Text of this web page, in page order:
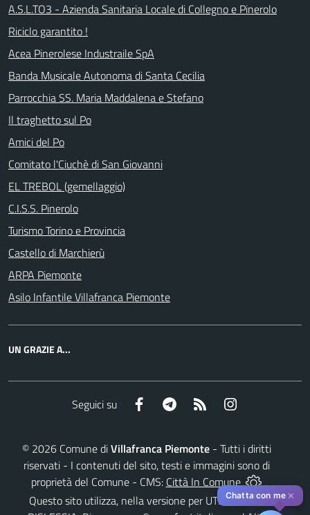
A.S.L.TO3 - Azienda Sanitaria Locale di Collegno e Pinerolo
Riciclo garantito !
Acea Pinerolese Industraile SpA
Banda Musicale Autonoma di Santa Cecilia
Parrocchia SS. Maria Maddalena e Stefano
Il traghetto sul Po
Amici del Po
Comitato l'Ciuchè di San Giovanni
EL TREBOL (gemellaggio)
C.I.S.S. Pinerolo
Turismo Torino e Provincia
Castello di Marchierù
ARPA Piemonte
Asilo Infantile Villafranca Piemonte
UN GRAZIE A...
Seguici su Facebook Telegram RSS
© 2026 Comune diVillafranca Piemonte - Tutti i diritti
riservati - I contenuti del sito, testi e immagini sono di
proprietà del Comune - CMS: Città In Comune
Questo sito utilizza, nella versione per UTENTI CON
Chatta con me ✕